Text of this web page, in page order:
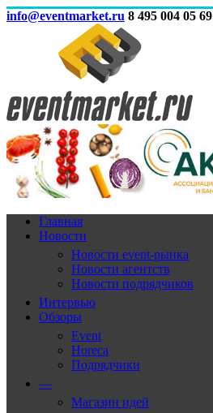
info@eventmarket.ru 8 495 004 05 69
Главная
Новости
Новости event-рынка
Новости агентств
Новости подрядчиков
Интервью
Обзоры
Event
Horeca
Подрядчики
—
Магазин идей